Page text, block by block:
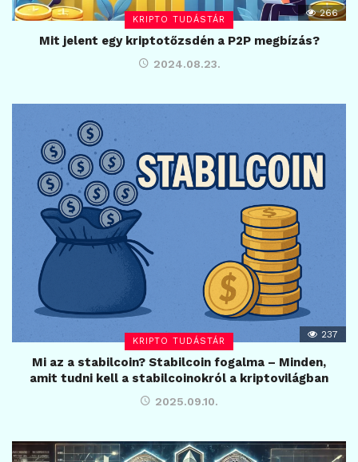
KRIPTO TUDÁSTÁR
266
Mit jelent egy kriptotőzsdén a P2P megbízás?
2024.08.23.
KRIPTO TUDÁSTÁR
237
Mi az a stabilcoin? Stabilcoin fogalma – Minden,
amit tudni kell a stabilcoinokról a kriptovilágban
2025.09.10.